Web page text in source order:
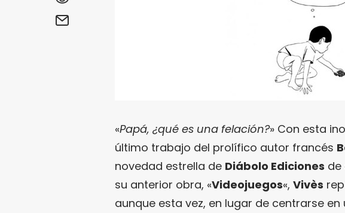
«Papá, ¿qué es una felación?» Con esta
último trabajo del prolífico autor francés
novedad estrella de Diábolo Ediciones de
su anterior obra, «Videojuegos«, Vivès
aunque esta vez, en lugar de centrarse